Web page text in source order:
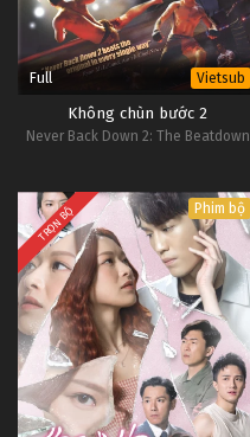
Full Vietsub
Không chùn bước 2
Never Back Down 2: The Beatdown
TRỌN BỘ Phim bộ